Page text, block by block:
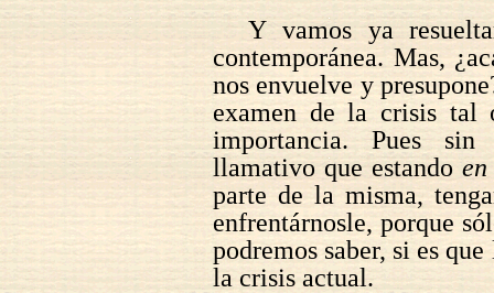
Y vamos ya
contemporánea. Mas,
nos envuelve y
examen de la crisis tal
importancia. Pues sin
llamativo que estandoen
parte de la misma,
enfrentárnosle, porque
podremos saber, si es
la crisis actual.